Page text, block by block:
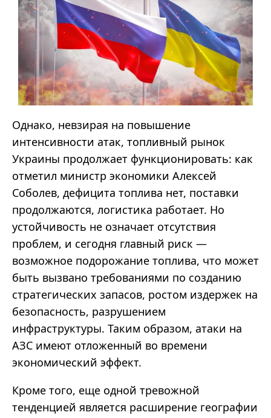
Однако, невзирая на повышение
интенсивности атак, топливный рынок
Украины продолжает функционировать: как
отметил министр экономики Алексей
Соболев, дефицита топлива нет, поставки
продолжаются, логистика работает. Но
устойчивость не означает отсутствия
проблем, и сегодня главный риск —
возможное подорожание топлива, что может
быть вызвано требованиями по созданию
стратегических запасов, ростом издержек на
безопасность, разрушением
инфраструктуры. Таким образом, атаки на
АЗС имеют отложенный во времени
экономический эффект.
Кроме того, еще одной тревожной
тенденцией является расширение географии